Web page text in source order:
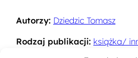
Autorzy: Dziedzic Tomasz
Rodzaj publikacji: książka/